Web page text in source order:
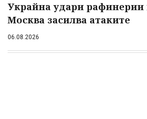
Украйна удари рафинерии
Москва засилва атаките
06.08.2026